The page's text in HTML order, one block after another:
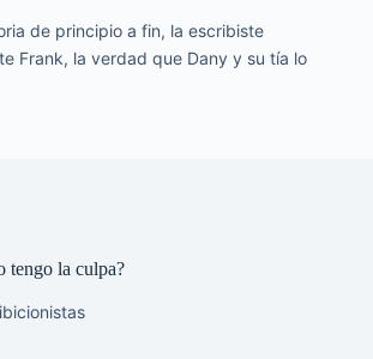
de principio a fin, la escribiste
Frank, la verdad que Dany y su tía lo
tengo la culpa?